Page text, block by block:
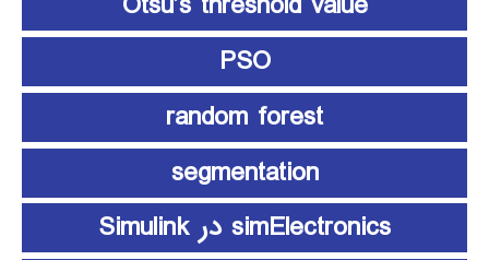
PSO
random forest
segmentation
simElectronics در Simulink